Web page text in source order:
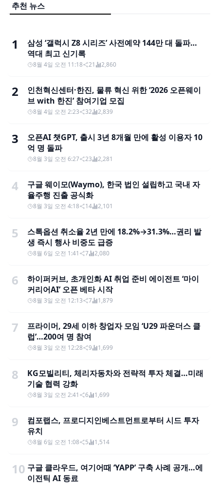
추천 뉴스
1
삼성 ‘갤럭시 Z8 시리즈’ 사전예약 144만 대 돌파…
역대 최고 신기록
8월 4일 오전 11:18 21 2,860
2
인천혁신센터·한진, 물류 혁신 위한 ‘2026 오픈웨이
브 with 한진’ 참여기업 모집
8월 4일 오전 2:23 32 2,839
3
오픈AI 챗GPT, 출시 3년 8개월 만에 활성 이용자 10
억 명 돌파
8월 3일 오전 6:27 23 2,281
4
구글 웨이모(Waymo), 한국 법인 설립하고 국내 자
율주행 진출 공식화
8월 3일 오전 4:18 14 2,101
5
스톡옵션 취소율 2년 만에 18.2%→31.3%…권리 발
생 즉시 행사 비중도 급증
8월 6일 오전 1:41 7 2,080
6
하이퍼커브, 초개인화 AI 취업 준비 에이전트 ‘마이
커리어AI’ 오픈 베타 시작
8월 3일 오전 12:13 7 1,879
7
프라이머, 29세 이하 창업자 모임 ‘U29 파운더스 클
럽’…200여 명 참여
8월 3일 오전 12:28 9 1,699
8
KG모빌리티, 체리자동차와 전략적 투자 체결…미래
기술 협력 강화
8월 3일 오전 2:41 6 1,699
9
컴포랩스, 프로디지인베스트먼트로부터 시드 투자
유치
8월 6일 오전 1:08 5 1,514
10 구글 클라우드, 여기어때 ‘YAPP’ 구축 사례 공개…에
이전틱 AI 동료